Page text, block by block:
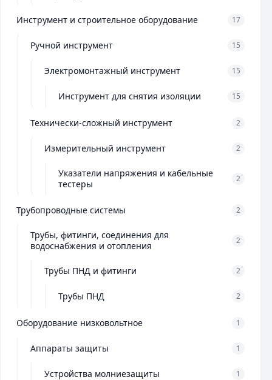
Инструмент и строительное оборудование 17
Ручной инструмент 15
Электромонтажный инструмент 15
Инструмент для снятия изоляции 15
Технически-сложный инструмент 2
Измерительный инструмент 2
Указатели напряжения и кабельные
тестеры
2
Трубопроводные системы 2
Трубы, фитинги, соединения для
водоснабжения и отопления
2
Трубы ПНД и фитинги 2
Трубы ПНД 2
Оборудование низковольтное 1
Аппараты защиты 1
Устройства молниезащиты 1